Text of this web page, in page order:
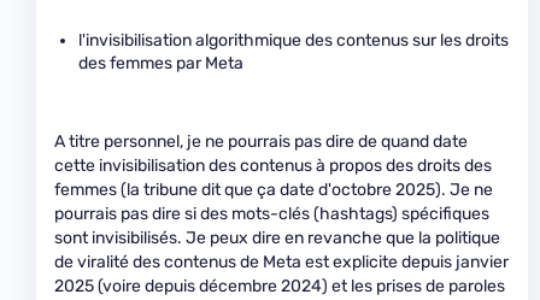
l'invisibilisation algorithmique des contenus sur les droits
des femmes par Meta
A titre personnel, je ne pourrais pas dire de quand date
cette invisibilisation des contenus à propos des droits des
femmes (la tribune dit que ça date d'octobre 2025). Je ne
pourrais pas dire si des mots-clés (hashtags) spécifiques
sont invisibilisés. Je peux dire en revanche que la politique
de viralité des contenus de Meta est explicite depuis janvier
2025 (voire depuis décembre 2024) et les prises de paroles